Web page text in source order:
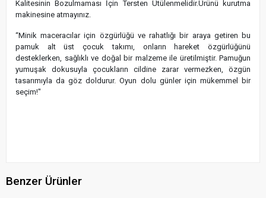
Kalitesinin Bozulmaması İçin Tersten Ütülenmelidir.Ürünü kurutma
makinesine atmayınız.
“Minik maceracılar için özgürlüğü ve rahatlığı bir araya getiren bu
pamuk alt üst çocuk takımı, onların hareket özgürlüğünü
desteklerken, sağlıklı ve doğal bir malzeme ile üretilmiştir. Pamuğun
yumuşak dokusuyla çocukların cildine zarar vermezken, özgün
tasarımıyla da göz doldurur. Oyun dolu günler için mükemmel bir
seçim!"
Benzer Ürünler